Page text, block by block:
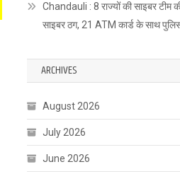
Chandauli : 8 राज्यों की साइबर टीम
साइबर ठग, 21 ATM कार्ड के साथ
ARCHIVES
August 2026
July 2026
June 2026